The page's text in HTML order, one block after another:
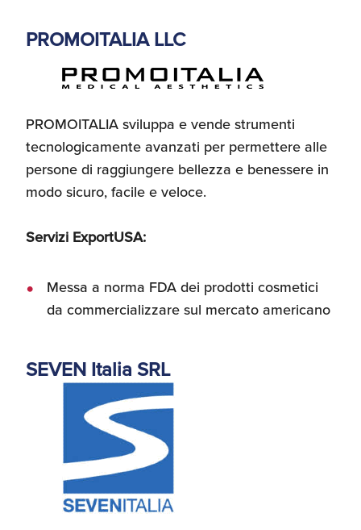
PROMOITALIA LLC
PROMOITALIA sviluppa e vende strumenti
tecnologicamente avanzati per permettere alle
persone di raggiungere bellezza e benessere in
modo sicuro, facile e veloce.
Servizi ExportUSA:
Messa a norma FDA dei prodotti cosmetici
da commercializzare sul mercato americano
SEVEN Italia SRL